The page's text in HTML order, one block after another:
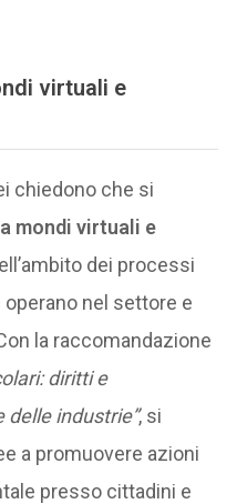
virtuali e
chiedono che si
mondi virtuali e
dei processi
nel settore e
la raccomandazione
diritti e
delle industrie”, si
a promuovere azioni
presso cittadini e